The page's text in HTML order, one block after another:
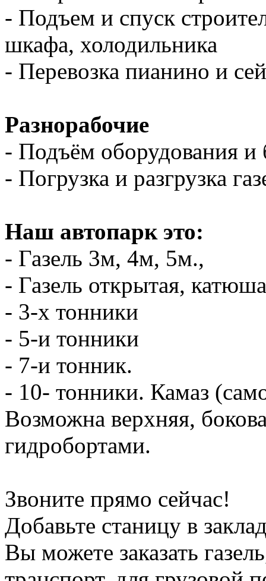
- Подъем и спуск
шкафа, холодильника
- Перевозка пианино и
Разнорабочие
- Подъём оборудования и
- Погрузка и разгрузка
Наш автопарк это:
- Газель 3м, 4м, 5м.,
- Газель открытая,
- 3-х тонники
- 5-и тонники
- 7-и тонник.
- 10- тонники. Камаз
Возможна верхняя,
гидробортами.
Звоните прямо сейчас!
Добавьте станицу в
Вы можете заказать